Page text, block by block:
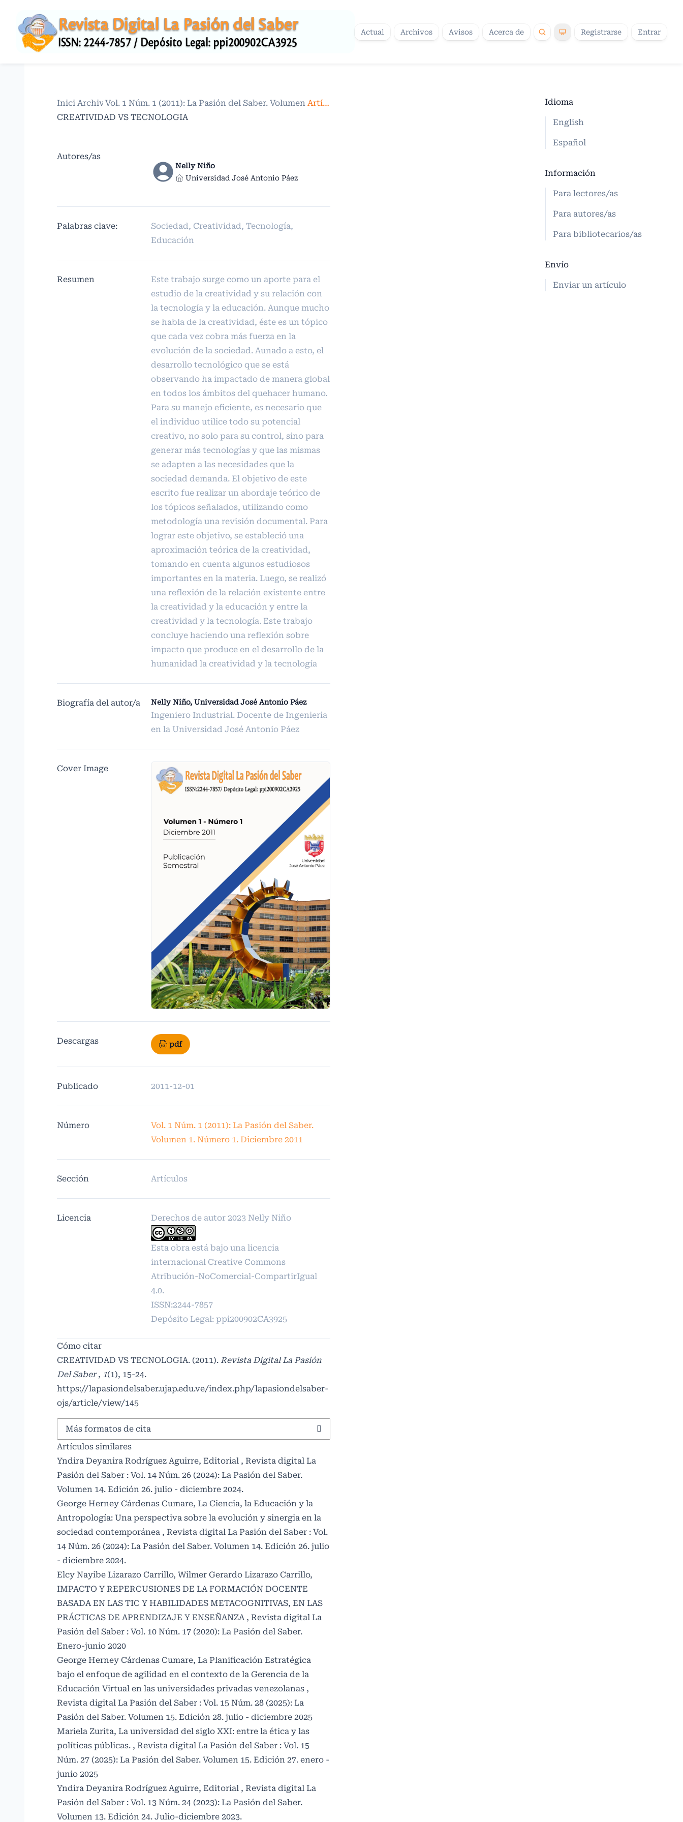
Actual Archivos Avisos Acerca de Registrarse Entrar
Inicio /
Archivos /
Vol. 1 Núm. 1 (2011): La Pasión del Saber. Volumen 1. Número 1. Diciembre 2011
Artículos
CREATIVIDAD VS TECNOLOGIA
Autores/as
Nelly Niño
Universidad José Antonio Páez
Palabras clave:
Sociedad, Creatividad, Tecnología,
Educación
Resumen
Este trabajo surge como un aporte para el
estudio de la creatividad y su relación con
la tecnología y la educación. Aunque mucho
se habla de la creatividad, éste es un tópico
que cada vez cobra más fuerza en la
evolución de la sociedad. Aunado a esto, el
desarrollo tecnológico que se está
observando ha impactado de manera global
en todos los ámbitos del quehacer humano.
Para su manejo eficiente, es necesario que
el individuo utilice todo su potencial
creativo, no solo para su control, sino para
generar más tecnologías y que las mismas
se adapten a las necesidades que la
sociedad demanda. El objetivo de este
escrito fue realizar un abordaje teórico de
los tópicos señalados, utilizando como
metodología una revisión documental. Para
lograr este objetivo, se estableció una
aproximación teórica de la creatividad,
tomando en cuenta algunos estudiosos
importantes en la materia. Luego, se realizó
una reflexión de la relación existente entre
la creatividad y la educación y entre la
creatividad y la tecnología. Este trabajo
concluye haciendo una reflexión sobre
impacto que produce en el desarrollo de la
humanidad la creatividad y la tecnología
Biografía del autor/a Nelly Niño, Universidad José Antonio Páez
Ingeniero Industrial. Docente de Ingenieria
en la Universidad José Antonio Páez
Cover Image
Descargas pdf
Publicado 2011-12-01
Número
Vol. 1 Núm. 1 (2011): La Pasión del Saber.
Volumen 1. Número 1. Diciembre 2011
Sección Artículos
Licencia Derechos de autor 2023 Nelly Niño
Esta obra está bajo una licencia
internacional Creative Commons
Atribución-NoComercial-CompartirIgual
4.0.
ISSN:2244-7857
Depósito Legal: ppi200902CA3925
Cómo citar
CREATIVIDAD VS TECNOLOGIA. (2011). Revista Digital La Pasión
Del Saber, 1(1), 15-24.
https://lapasiondelsaber.ujap.edu.ve/index.php/lapasiondelsaber-
ojs/article/view/145
Más formatos de cita
Artículos similares
Yndira Deyanira Rodríguez Aguirre, Editorial , Revista digital La
Pasión del Saber : Vol. 14 Núm. 26 (2024): La Pasión del Saber.
Volumen 14. Edición 26. julio - diciembre 2024.
George Herney Cárdenas Cumare, La Ciencia, la Educación y la
Antropología: Una perspectiva sobre la evolución y sinergia en la
sociedad contemporánea , Revista digital La Pasión del Saber : Vol.
14 Núm. 26 (2024): La Pasión del Saber. Volumen 14. Edición 26. julio
- diciembre 2024.
Elcy Nayibe Lizarazo Carrillo, Wilmer Gerardo Lizarazo Carrillo,
IMPACTO Y REPERCUSIONES DE LA FORMACIÓN DOCENTE
BASADA EN LAS TIC Y HABILIDADES METACOGNITIVAS, EN LAS
PRÁCTICAS DE APRENDIZAJE Y ENSEÑANZA , Revista digital La
Pasión del Saber : Vol. 10 Núm. 17 (2020): La Pasión del Saber.
Enero-junio 2020
George Herney Cárdenas Cumare, La Planificación Estratégica
bajo el enfoque de agilidad en el contexto de la Gerencia de la
Educación Virtual en las universidades privadas venezolanas ,
Revista digital La Pasión del Saber : Vol. 15 Núm. 28 (2025): La
Pasión del Saber. Volumen 15. Edición 28. julio - diciembre 2025
Mariela Zurita, La universidad del siglo XXI: entre la ética y las
políticas públicas. , Revista digital La Pasión del Saber : Vol. 15
Núm. 27 (2025): La Pasión del Saber. Volumen 15. Edición 27. enero -
junio 2025
Yndira Deyanira Rodríguez Aguirre, Editorial , Revista digital La
Pasión del Saber : Vol. 13 Núm. 24 (2023): La Pasión del Saber.
Volumen 13. Edición 24. Julio-diciembre 2023.
Idioma
English
Español
Información
Para lectores/as
Para autores/as
Para bibliotecarios/as
Envío
Enviar un artículo